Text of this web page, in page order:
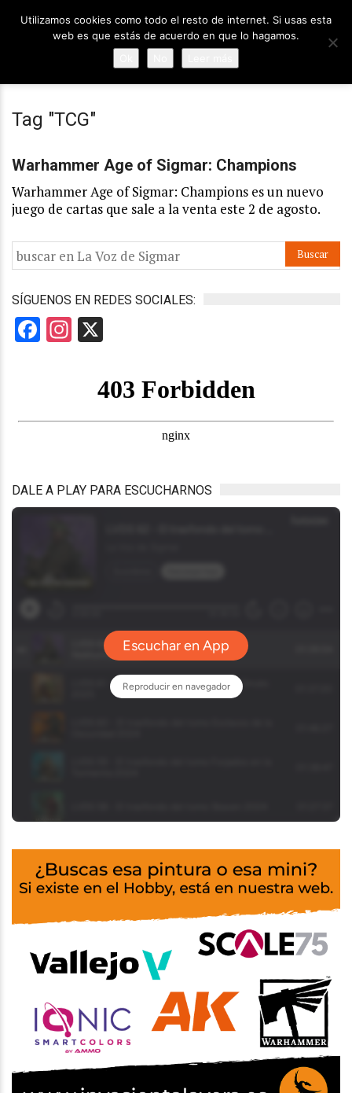
Tag "TCG"
Noticias
Warhammer Age of Sigmar: Champions
Warhammer Age of Sigmar: Champions es un nuevo
juego de cartas que sale a la venta este 2 de agosto.
SÍGUENOS EN REDES SOCIALES:
Facebook
Instagram
DALE A PLAY PARA ESCUCHARNOS
Utilizamos cookies como todo el resto de internet. Si usas esta
web es que estás de acuerdo en que lo hagamos.